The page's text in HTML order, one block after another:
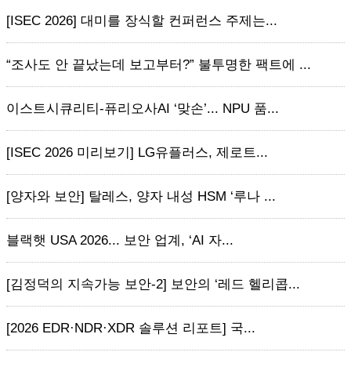
[ISEC 2026] 대미를 장식할 컨퍼런스 주제는...
“조사도 안 끝났는데 보고부터?” 불투명한 팩트에 ...
이스트시큐리티-퓨리오사AI ‘맞손’... NPU 품...
[ISEC 2026 미리보기] LG유플러스, 제로트...
[양자와 보안] 탈레스, 양자 내성 HSM ‘루나 ...
블랙햇 USA 2026... 보안 업계, ‘AI 자...
[김정덕의 지속가능 보안-2] 보안의 ‘레드 헬리콥...
[2026 EDR·NDR·XDR 솔루션 리포트] 국...